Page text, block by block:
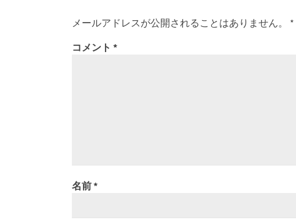
メールアドレスが公開されることはありません。 *
コメント *
名前*